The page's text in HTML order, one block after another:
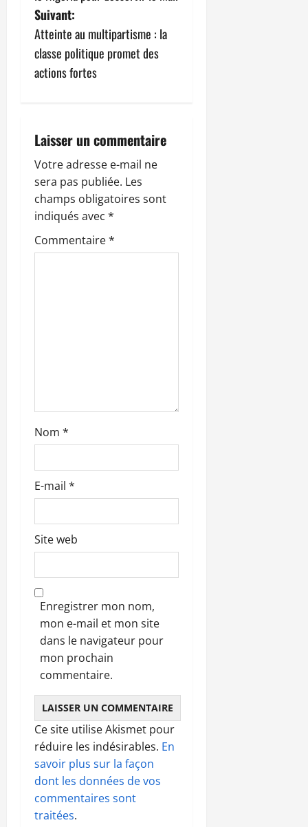
i
g
a
i
o
n
d
’
c
l
Suivant:
Atteinte au multipartisme : la
classe politique promet des
actions fortes
Laisser un commentaire
Votre adresse e-mail ne
sera pas publiée. Les
champs obligatoires sont
indiqués avec *
Commentaire*
Nom *
E-mail *
Site web
Enregistrer mon nom,
mon e-mail et mon site
dans le navigateur pour
mon prochain
commentaire.
Ce site utilise Akismet pour
réduire les indésirables. En
savoir plus sur la façon
dont les données de vos
commentaires sont
traitées.